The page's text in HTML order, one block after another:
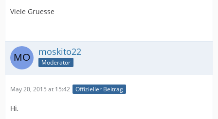
Viele Gruesse
moskito22
Moderator
May 20, 2015 at 15:42 Offizieller Beitrag
Hi,